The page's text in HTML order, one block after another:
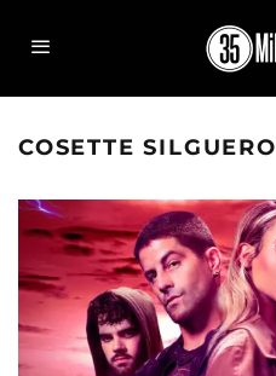
COSETTE SILGUERO